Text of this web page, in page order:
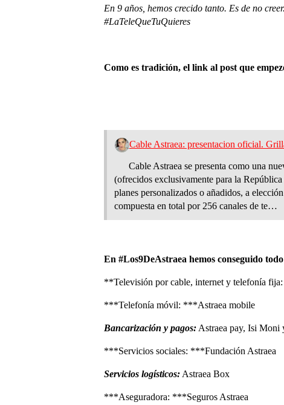
En 9 años, hemos crecido tanto. Es de no
#LaTeleQueTuQuieres
Como es tradición, el link al post que
Cable Astraea: presentacion oficial.
Cable Astraea se presenta como una
(ofrecidos exclusivamente para la
planes personalizados o añadidos, a
compuesta en total por 256 canales de te…
En #Los9DeAstraea hemos conseguido
**Televisión por cable, internet y telefonía
***Telefonía móvil: ***Astraea mobile
Bancarización y pagos: Astraea pay, Isi Moni
***Servicios sociales: ***Fundación Astraea
Servicios logísticos: Astraea Box
***Aseguradora: ***Seguros Astraea